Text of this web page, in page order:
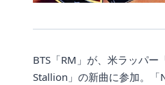
BTS「RM」が、米ラッパー
Stallion」の新曲に参加。「